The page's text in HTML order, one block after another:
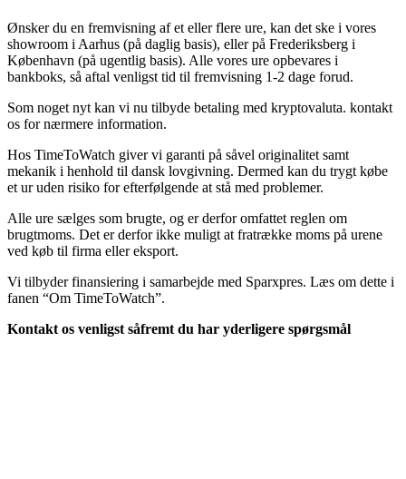
Ønsker du en fremvisning af et eller flere ure, kan det ske i vores
showroom i Aarhus (på daglig basis), eller på Frederiksberg i
København (på ugentlig basis). Alle vores ure opbevares i
bankboks, så aftal venligst tid til fremvisning 1-2 dage forud.
Som noget nyt kan vi nu tilbyde betaling med kryptovaluta. kontakt
os for nærmere information.
Hos TimeToWatch giver vi garanti på såvel originalitet samt
mekanik i henhold til dansk lovgivning. Dermed kan du trygt købe
et ur uden risiko for efterfølgende at stå med problemer.
Alle ure sælges som brugte, og er derfor omfattet reglen om
brugtmoms. Det er derfor ikke muligt at fratrække moms på urene
ved køb til firma eller eksport.
Vi tilbyder finansiering i samarbejde med Sparxpres. Læs om dette i
fanen “Om TimeToWatch”.
Kontakt os venligst såfremt du har yderligere spørgsmål